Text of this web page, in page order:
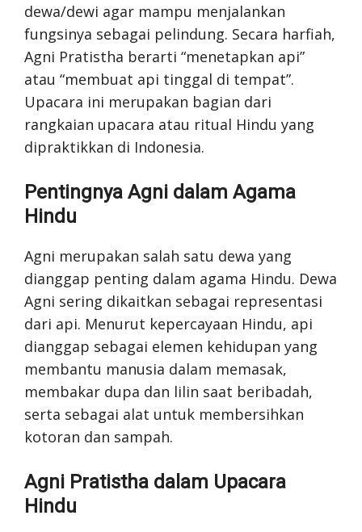
dewa/dewi agar mampu menjalankan
fungsinya sebagai pelindung. Secara harfiah,
Agni Pratistha berarti “menetapkan api”
atau “membuat api tinggal di tempat”.
Upacara ini merupakan bagian dari
rangkaian upacara atau ritual Hindu yang
dipraktikkan di Indonesia.
Pentingnya Agni dalam Agama
Hindu
Agni merupakan salah satu dewa yang
dianggap penting dalam agama Hindu. Dewa
Agni sering dikaitkan sebagai representasi
dari api. Menurut kepercayaan Hindu, api
dianggap sebagai elemen kehidupan yang
membantu manusia dalam memasak,
membakar dupa dan lilin saat beribadah,
serta sebagai alat untuk membersihkan
kotoran dan sampah.
Agni Pratistha dalam Upacara
Hindu